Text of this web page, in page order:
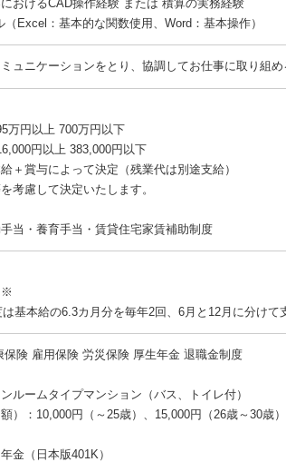
におけるCAD操作経験 または 積算の実務経験
（Excel：基本的な関数使用、Word：基本操作）
ュニケーションをとり、協調してお仕事に取り組め
万円以上 700万円以下
円以上 383,000円以下
＋賞与によって決定（残業代は別途支給）
考慮して決定いたします。
当・養育手当・賃貸住宅家賃補助制度
※
基本給の6.3カ月分を毎年2回、6月と12月に分けて
保険 雇用保険 労災保険 厚生年金 退職金制度
ンルームタイプマンション（バス、トイレ付）
）：10,000円（～25歳）、15,000円（26歳～30歳）
金（日本版401K）